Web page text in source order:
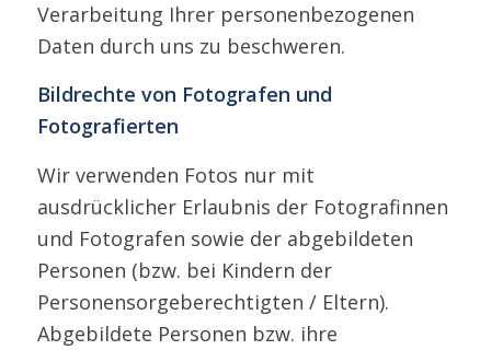
Verarbeitung Ihrer personenbezogenen
Daten durch uns zu beschweren.
Bildrechte von Fotografen und
Fotografierten
Wir verwenden Fotos nur mit
ausdrücklicher Erlaubnis der Fotografinnen
und Fotografen sowie der abgebildeten
Personen (bzw. bei Kindern der
Personensorgeberechtigten / Eltern).
Abgebildete Personen bzw. ihre